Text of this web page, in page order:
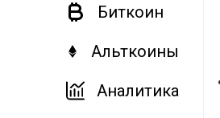
Биткоин
Альткоины
Аналитика